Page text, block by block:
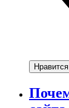
Нравится